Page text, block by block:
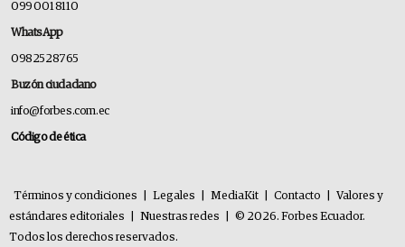
099 001 8110
WhatsApp
0982528765
Buzón ciudadano
info@forbes.com.ec
Código de ética
Términos y condiciones Legales MediaKit Contacto
Valores y
estándares editoriales
Nuestras redes
© 2026. Forbes Ecuador.
Todos los derechos reservados.